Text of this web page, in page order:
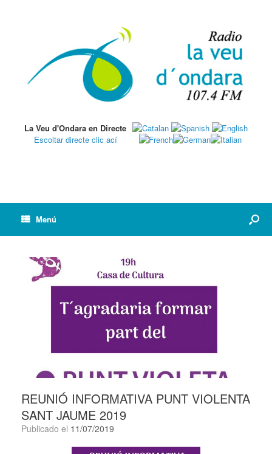
La Veu d'Ondara en Directe
Escoltar directe clic ací
Menú
REUNIÓ INFORMATIVA PUNT VIOLENTA
SANT JAUME 2019
Publicado el 11/07/2019